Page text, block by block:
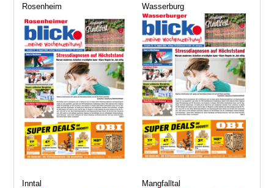
Rosenheim Wasserburg
Inntal Mangfalltal